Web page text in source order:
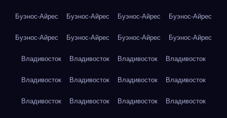
Буэнос-Айрес Буэнос-Айрес Буэнос-Айрес Буэнос-Айрес
Буэнос-Айрес Буэнос-Айрес Буэнос-Айрес Буэнос-Айрес
Владивосток Владивосток Владивосток Владивосток
Владивосток Владивосток Владивосток Владивосток
Владивосток Владивосток Владивосток Владивосток